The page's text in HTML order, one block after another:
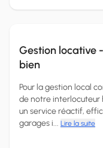
Gestion locative
bien
Pour la gestion local
de notre interlocuteur
un service réactif,
garages i... Lire la suite